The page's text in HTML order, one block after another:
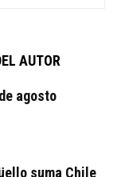
AUTOR
agosto
suma Chile